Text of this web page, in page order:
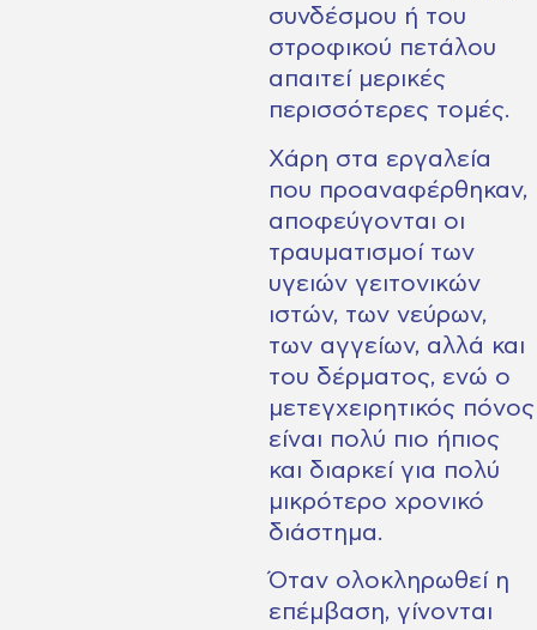
συνδέσμου ή του
στροφικού πετάλου
απαιτεί μερικές
περισσότερες τομές.
Χάρη στα εργαλεία
που προαναφέρθηκαν,
αποφεύγονται οι
τραυματισμοί των
υγειών γειτονικών
ιστών, των νεύρων,
των αγγείων, αλλά και
του δέρματος, ενώ ο
μετεγχειρητικός πόνος
είναι πολύ πιο ήπιος
και διαρκεί για πολύ
μικρότερο χρονικό
διάστημα.
Όταν ολοκληρωθεί η
επέμβαση, γίνονται